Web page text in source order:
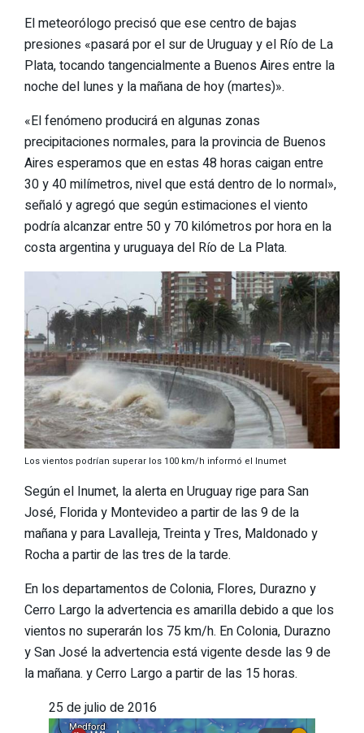
El meteorólogo precisó que ese centro de bajas
presiones «pasará por el sur de Uruguay y el Río de La
Plata, tocando tangencialmente a Buenos Aires entre la
noche del lunes y la mañana de hoy (martes)».
«El fenómeno producirá en algunas zonas
precipitaciones normales, para la provincia de Buenos
Airesesperamos que en estas 48 horas caigan entre
30 y 40 milímetros, nivel que está dentro de lo normal»,
señaló y agregó que según estimaciones el viento
podría alcanzar entre 50 y 70 kilómetros por hora en la
costa argentina y uruguaya del Río de La Plata.
Los vientos podrían superar los 100 km/h informó el Inumet
Según el Inumet, la alerta en Uruguay rige para San
José, Florida y Montevideo a partir de las 9 de la
mañana y para Lavalleja, Treinta y Tres, Maldonado y
Rocha a partir de las tres de la tarde.
En los departamentos de Colonia, Flores, Durazno y
Cerro Largo la advertencia es amarilla debido a que los
vientos no superarán los 75 km/h. En Colonia, Durazno
y San José la advertencia está vigente desde las 9 de
la mañana. y Cerro Largo a partir de las 15 horas.
25 de julio de 2016